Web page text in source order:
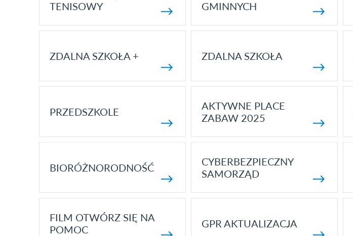
TENISOWY
GMINNYCH
ZDALNA SZKOŁA + ZDALNA SZKOŁA
PRZEDSZKOLE
AKTYWNE PLACE
ZABAW 2025
BIORÓŻNORODNOŚĆ
CYBERBEZPIECZNY
SAMORZĄD
FILM OTWÓRZ SIĘ NA
POMOC
GPR AKTUALIZACJA